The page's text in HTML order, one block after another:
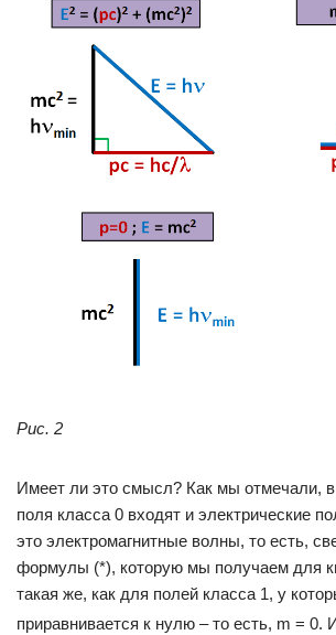
Рис. 2
Имеет ли это смысл? Как мы отмечали, в
поля класса 0 входят и электрические
это электромагнитные волны, то есть,
формулы (*), которую мы получаем для
такая же, как для полей класса 1, у
приравнивается к нулю – то есть, m = 0.